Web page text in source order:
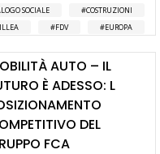
SOCIALE
COSTRUZIONI
FDV EUROPA
AUTO – IL
È ADESSO: L
DEL
FCA